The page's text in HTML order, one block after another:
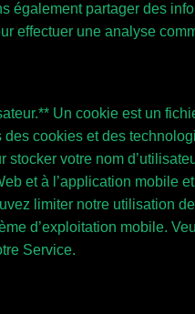
également partager des
effectuer une analyse
Un cookie est un
cookies et des
votre nom
et à l’application mobile
limiter notre utilisation
d’exploitation mobile.
Service.